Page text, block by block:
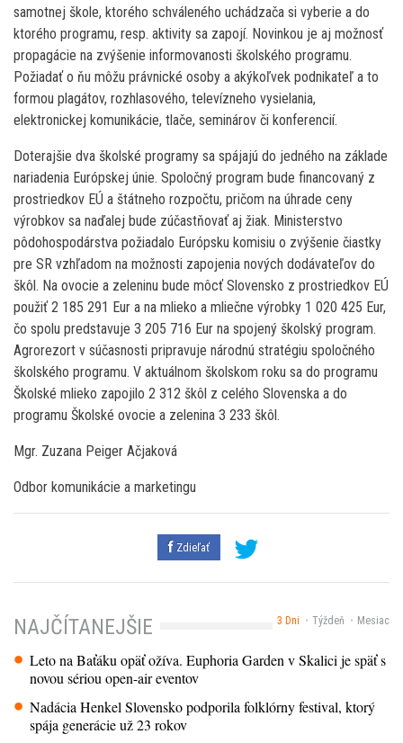
samotnej škole, ktorého schváleného uchádzača si vyberie a do
ktorého programu, resp. aktivity sa zapojí. Novinkou je aj možnosť
propagácie na zvýšenie informovanosti školského programu.
Požiadať o ňu môžu právnické osoby a akýkoľvek podnikateľ a to
formou plagátov, rozhlasového, televízneho vysielania,
elektronickej komunikácie, tlače, seminárov či konferencií.
Doterajšie dva školské programy sa spájajú do jedného na základe
nariadenia Európskej únie. Spoločný program bude financovaný z
prostriedkov EÚ a štátneho rozpočtu, pričom na úhrade ceny
výrobkov sa naďalej bude zúčastňovať aj žiak. Ministerstvo
pôdohospodárstva požiadalo Európsku komisiu o zvýšenie čiastky
pre SR vzhľadom na možnosti zapojenia nových dodávateľov do
škôl. Na ovocie a zeleninu bude môcť Slovensko z prostriedkov EÚ
použiť 2 185 291 Eur a na mlieko a mliečne výrobky 1 020 425 Eur,
čo spolu predstavuje 3 205 716 Eur na spojený školský program.
Agrorezort v súčasnosti pripravuje národnú stratégiu spoločného
školského programu. V aktuálnom školskom roku sa do programu
Školské mlieko zapojilo 2 312 škôl z celého Slovenska a do
programu Školské ovocie a zelenina 3 233 škôl.
Mgr. Zuzana Peiger Ačjaková
Odbor komunikácie a marketingu
Zdieľať
3 Dni Týždeň Mesiac
NAJČÍTANEJŠIE
Leto na Baťáku opäť ožíva. Euphoria Garden v Skalici je späť s
novou sériou open-air eventov
Nadácia Henkel Slovensko podporila folklórny festival, ktorý
spája generácie už 23 rokov